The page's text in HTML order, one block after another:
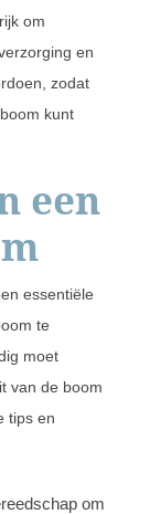
om
en
zodat
kunt
een
essentiële
te
moet
van de boom
tips en
om